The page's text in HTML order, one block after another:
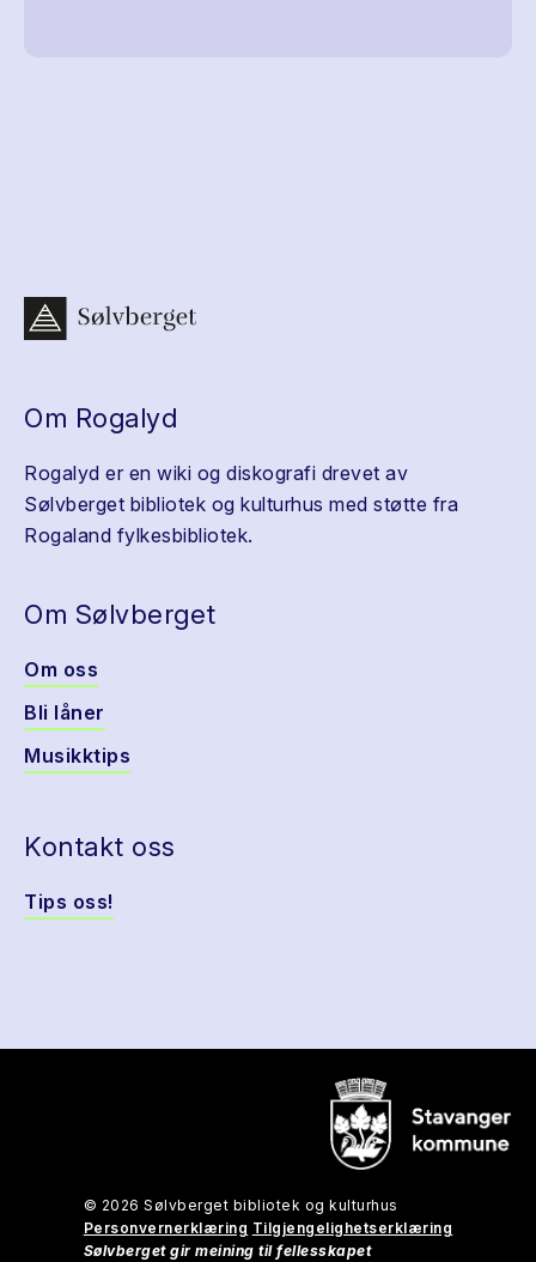
Om Rogalyd
Rogalyd er en wiki og diskografi drevet av
Sølvberget bibliotek og kulturhus med støtte fra
Rogaland fylkesbibliotek.
Om Sølvberget
Om oss
Bli låner
Musikktips
Kontakt oss
Tips oss!
© 2026 Sølvberget bibliotek og kulturhus
Personvernerklæring Tilgjengelighetserklæring
Sølvberget gir meining til fellesskapet